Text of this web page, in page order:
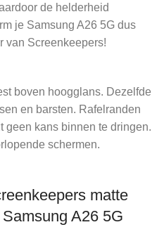
de helderheid
je Samsung A26 5G dus
van Screenkeepers!
boven hoogglans. Dezelfde
en barsten. Rafelranden
geen kans binnen te dringen.
schermen.
matte
A26 5G